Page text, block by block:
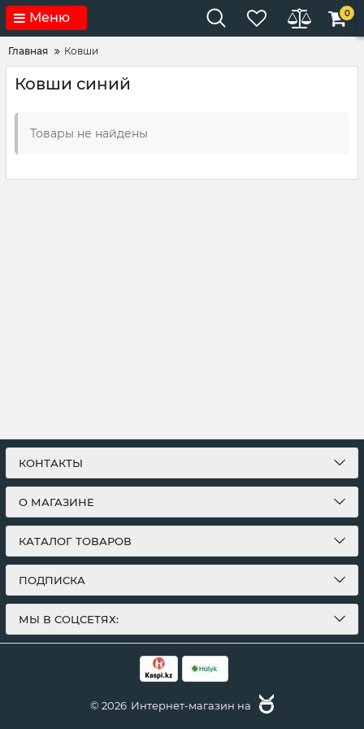
Меню 0
Главная Ковши
Ковши синий
Товары не найдены
КОНТАКТЫ
О МАГАЗИНЕ
КАТАЛОГ ТОВАРОВ
ПОДПИСКА
МЫ В СОЦСЕТЯХ:
© 2026 Интернет-магазин на